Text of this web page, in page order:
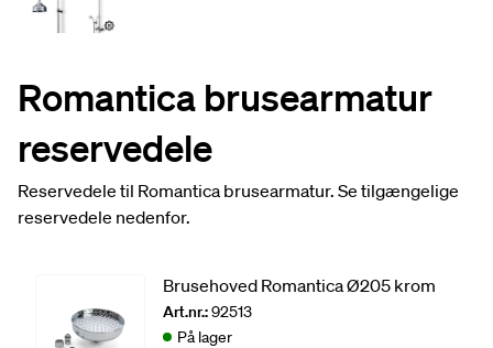
Romantica brusearmatur
reservedele
Reservedele til Romantica brusearmatur. Se tilgængelige
reservedele nedenfor.
Brusehoved Romantica Ø205 krom
Art.nr.:92513
På lager